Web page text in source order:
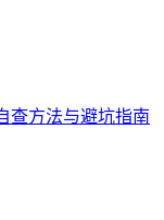
查方法与避坑指南